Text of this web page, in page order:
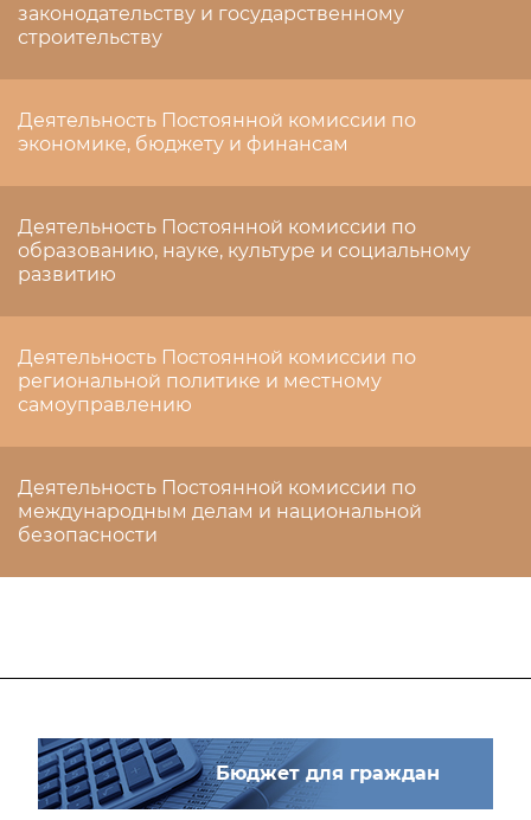
законодательству и государственному
строительству
Деятельность Постоянной комиссии по
экономике, бюджету и финансам
Деятельность Постоянной комиссии по
образованию, науке, культуре и социальному
развитию
Деятельность Постоянной комиссии по
региональной политике и местному
самоуправлению
Деятельность Постоянной комиссии по
международным делам и национальной
безопасности
Бюджет для граждан